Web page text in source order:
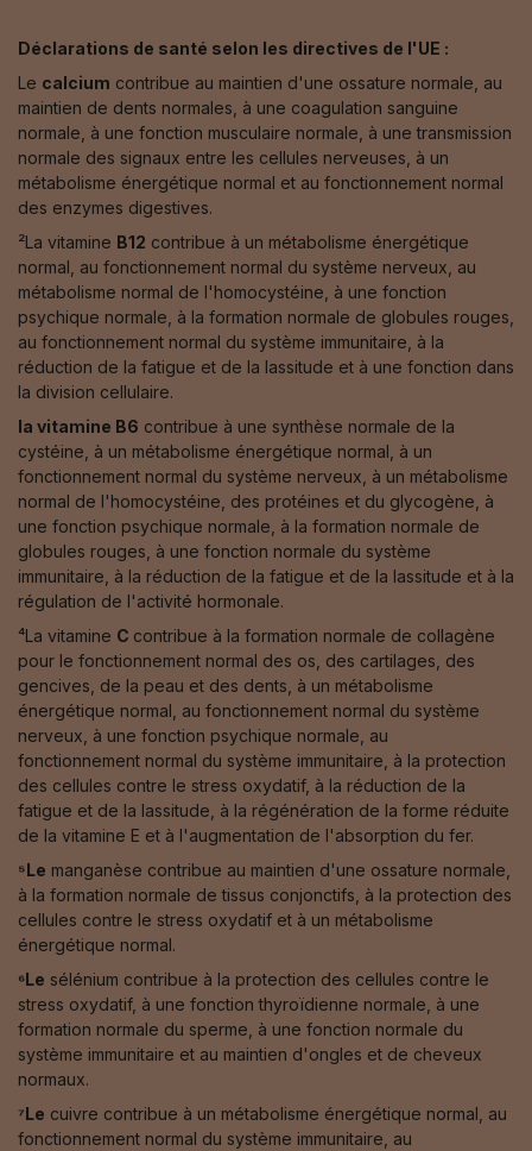
Déclarations de santé selon les directives de l'UE :
Le calcium contribue au maintien d'une ossature normale, au
maintien de dents normales, à une coagulation sanguine
normale, à une fonction musculaire normale, à une transmission
normale des signaux entre les cellules nerveuses, à un
métabolisme énergétique normal et au fonctionnement normal
des enzymes digestives.
²La vitamine B12 contribue à un métabolisme énergétique
normal, au fonctionnement normal du système nerveux, au
métabolisme normal de l'homocystéine, à une fonction
psychique normale, à la formation normale de globules rouges,
au fonctionnement normal du système immunitaire, à la
réduction de la fatigue et de la lassitude et à une fonction dans
la division cellulaire.
la vitamine B6 contribue à une synthèse normale de la
cystéine, à un métabolisme énergétique normal, à un
fonctionnement normal du système nerveux, à un métabolisme
normal de l'homocystéine, des protéines et du glycogène, à
une fonction psychique normale, à la formation normale de
globules rouges, à une fonction normale du système
immunitaire, à la réduction de la fatigue et de la lassitude et à la
régulation de l'activité hormonale.
⁴La vitamine C contribue à la formation normale de collagène
pour le fonctionnement normal des os, des cartilages, des
gencives, de la peau et des dents, à un métabolisme
énergétique normal, au fonctionnement normal du système
nerveux, à une fonction psychique normale, au
fonctionnement normal du système immunitaire, à la protection
des cellules contre le stress oxydatif, à la réduction de la
fatigue et de la lassitude, à la régénération de la forme réduite
de la vitamine E et à l'augmentation de l'absorption du fer.
⁵Le manganèse contribue au maintien d'une ossature normale,
à la formation normale de tissus conjonctifs, à la protection des
cellules contre le stress oxydatif et à un métabolisme
énergétique normal.
⁶Le sélénium contribue à la protection des cellules contre le
stress oxydatif, à une fonction thyroïdienne normale, à une
formation normale du sperme, à une fonction normale du
système immunitaire et au maintien d'ongles et de cheveux
normaux.
⁷Le cuivre contribue à un métabolisme énergétique normal, au
fonctionnement normal du système immunitaire, au